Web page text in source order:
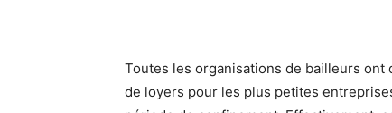
Toutes les organisations de bailleurs ont
de loyers pour les plus petites